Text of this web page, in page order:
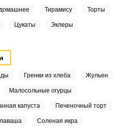
Тирамису Торты
Цукаты Эклеры
Гренки из хлеба Жульен
Малосольные огурцы
капуста Печеночный торт
Соленая икра